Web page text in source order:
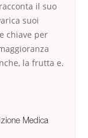
il suo
suoi
chiave per
la frutta e.
Medica